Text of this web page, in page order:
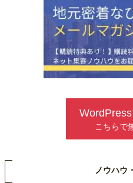
こちらで
ノウハウ